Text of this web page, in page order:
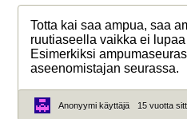
Totta kai saa ampua, saa
ruutiaseella vaikka ei
Esimerkiksi
aseenomistajan seurassa.
Anonyymi käyttäjä 15 vuotta